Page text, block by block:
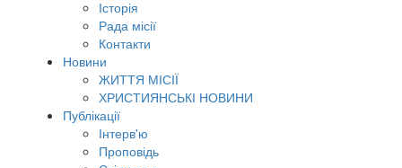
Історія
Рада місії
Контакти
Новини
ЖИТТЯ МІСІЇ
ХРИСТИЯНСЬКІ НОВИНИ
Публікації
Інтерв'ю
Проповідь